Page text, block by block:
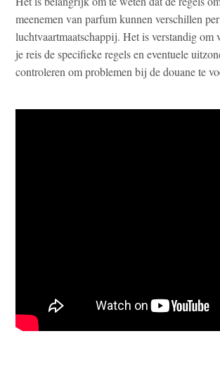
meenemen van parfum kunnen verschillen
luchtvaartmaatschappij. Het is verstandig om
je reis de specifieke regels en eventuele
controleren om problemen bij de douane te